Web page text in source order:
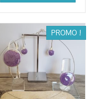
était : est :
PROMO !